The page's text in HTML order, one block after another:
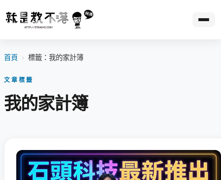
首頁 › 標籤：我的家計簿
文章標籤
我的家計簿